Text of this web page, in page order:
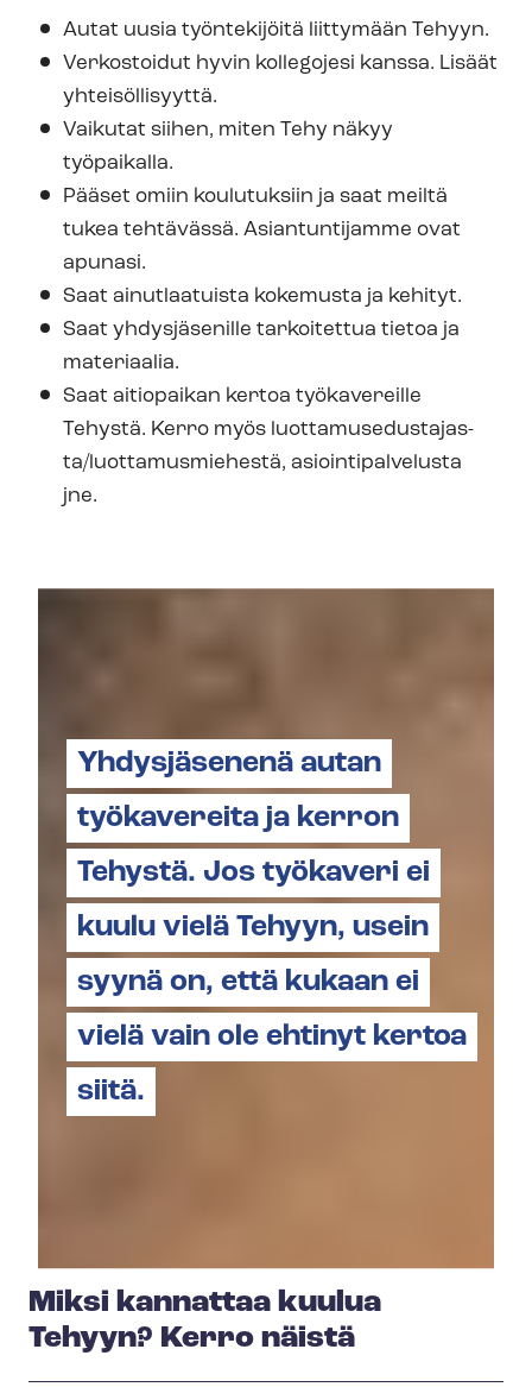
Autat uusia työntekijöitä liittymään Tehyyn.
Verkostoidut hyvin kollegojesi kanssa. Lisäät
yhteisöllisyyttä.
Vaikutat siihen, miten Tehy näkyy
työpaikalla.
Pääset omiin koulutuksiin ja saat meiltä
tukea tehtävässä. Asiantuntijamme ovat
apunasi.
Saat ainutlaatuista kokemusta ja kehityt.
Saat yhdysjäsenille tarkoitettua tietoa ja
materiaalia.
Saat aitiopaikan kertoa työkavereille
Tehystä. Kerro myös luot­ta­muse­dus­ta­jas­
ta/luottamusmiehestä, asioin­ti­pal­ve­lus­ta
jne.
Yhdysjäsenenä autan
työkavereita ja kerron
Tehystä. Jos työkaveri ei
kuulu vielä Tehyyn, usein
syynä on, että kukaan ei
vielä vain ole ehtinyt kertoa
siitä.
Miksi kannattaa kuulua
Tehyyn? Kerro näistä